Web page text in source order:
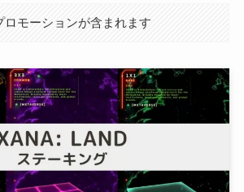
ロモーションが含まれます